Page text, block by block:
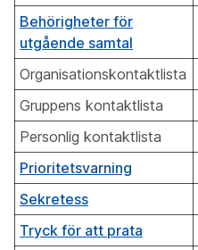
Behörigheter för
utgående samtal
Organisationskontaktlista
Gruppens kontaktlista
Personlig kontaktlista
Prioritetsvarning
Sekretess
Tryck för att prata